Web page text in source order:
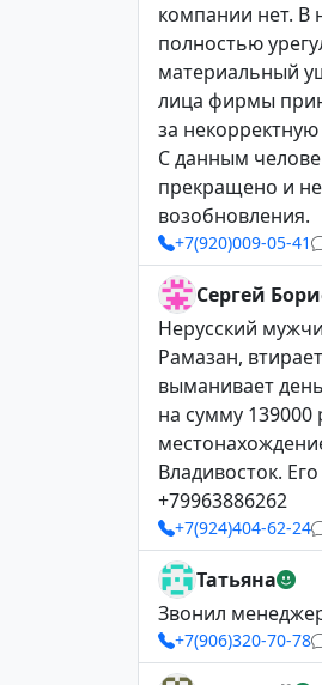
компании нет. В
полностью
материальный
лица фирмы
за
С данным
прекращено и
возобновления.
+7(920)009-05-41
Сергей
Нерусский
Рамазан,
выманивает
на сумму
Владивосток.
+79963886262
+7(924)404-62-24
Татьяна
Звонил
+7(906)320-70-78